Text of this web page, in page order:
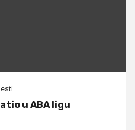
u ABA ligu